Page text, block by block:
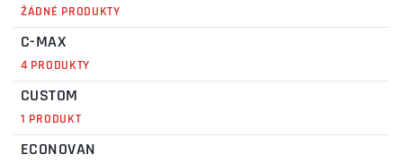
ŽÁDNÉ PRODUKTY
C-MAX
4 PRODUKTY
CUSTOM
1 PRODUKT
ECONOVAN